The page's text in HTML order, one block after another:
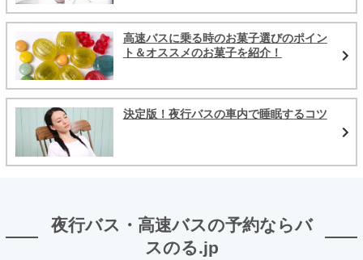
高速バスに乗る時のお菓子選びのポイン
ト＆オススメのお菓子を紹介！
決定版！夜行バスの車内で睡眠するコツ
夜行バス・高速バスの予約ならバ
スのる.jp